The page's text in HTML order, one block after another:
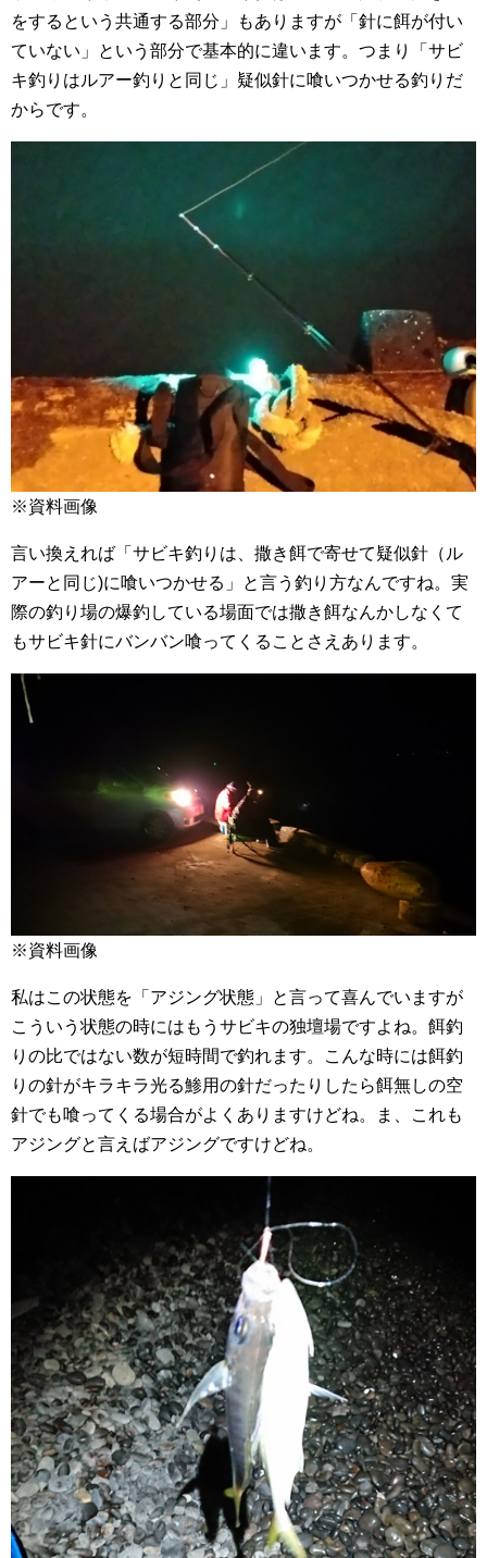
をするという共通する部分」もありますが「針に餌が付い
ていない」という部分で基本的に違います。つまり「サビ
キ釣りはルアー釣りと同じ」疑似針に喰いつかせる釣りだ
からです。
※資料画像
言い換えれば「サビキ釣りは、撒き餌で寄せて疑似針（ル
アーと同じ)に喰いつかせる」と言う釣り方なんですね。実
際の釣り場の爆釣している場面では撒き餌なんかしなくて
もサビキ針にバンバン喰ってくることさえあります。
※資料画像
私はこの状態を「アジング状態」と言って喜んでいますが
こういう状態の時にはもうサビキの独壇場ですよね。餌釣
りの比ではない数が短時間で釣れます。こんな時には餌釣
りの針がキラキラ光る鯵用の針だったりしたら餌無しの空
針でも喰ってくる場合がよくありますけどね。ま、これも
アジングと言えばアジングですけどね。